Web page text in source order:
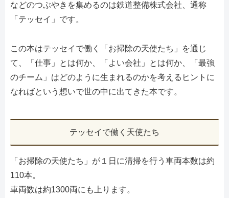
などのつぶやきを集めるのは鉄道整備株式会社、通称
「テッセイ」です。
この本はテッセイで働く「お掃除の天使たち」を通じ
て、「仕事」とは何か、「よい会社」とは何か、「最強
のチーム」はどのように生まれるのかを考えるヒントに
なればという想いで世の中に出てきた本です。
テッセイで働く天使たち
「お掃除の天使たち」が１日に清掃を行う車両本数は約
110本。
車両数は約1300両にも上ります。